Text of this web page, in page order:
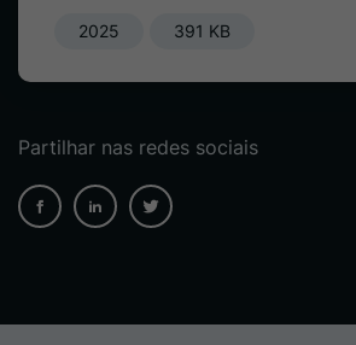
2025 391 KB
Partilhar nas redes sociais